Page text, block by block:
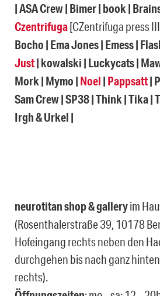
| ASA Crew | Bimer | book |
Czentrifuga[CZentrifuga press
Bocho | Ema Jones | Emess |
Just| kowalski | Luckycats |
Mork | Mymo | Noel | Pappsatt|
Sam Crew | SP38 | Think | Tika |
Irgh & Urkel |
neurotitan shop & galleryim
(Rosenthalerstraße 39, 10178
Hofeingang rechts neben den
durchgehen bis nach ganz
rechts).